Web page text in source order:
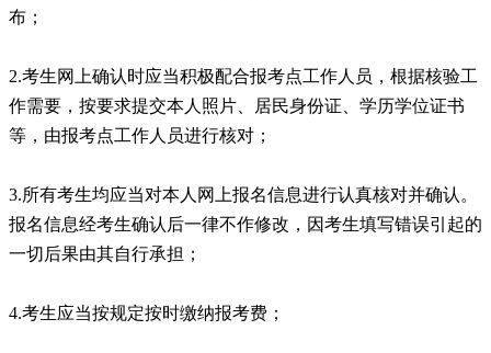
布；
2.考生网上确认时应当积极配合报考点工作人员，根据核验工
作需要，按要求提交本人照片、居民身份证、学历学位证书
等，由报考点工作人员进行核对；
3.所有考生均应当对本人网上报名信息进行认真核对并确认。
报名信息经考生确认后一律不作修改，因考生填写错误引起的
一切后果由其自行承担；
4.考生应当按规定按时缴纳报考费；